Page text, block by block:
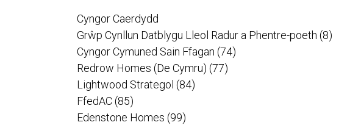
Cyngor Caerdydd
Grŵp Cynllun Datblygu Lleol Radur a Phentre-poeth (8)
Cyngor Cymuned Sain Ffagan (74)
Redrow Homes (De Cymru) (77)
Lightwood Strategol (84)
FfedAC (85)
Edenstone Homes (99)